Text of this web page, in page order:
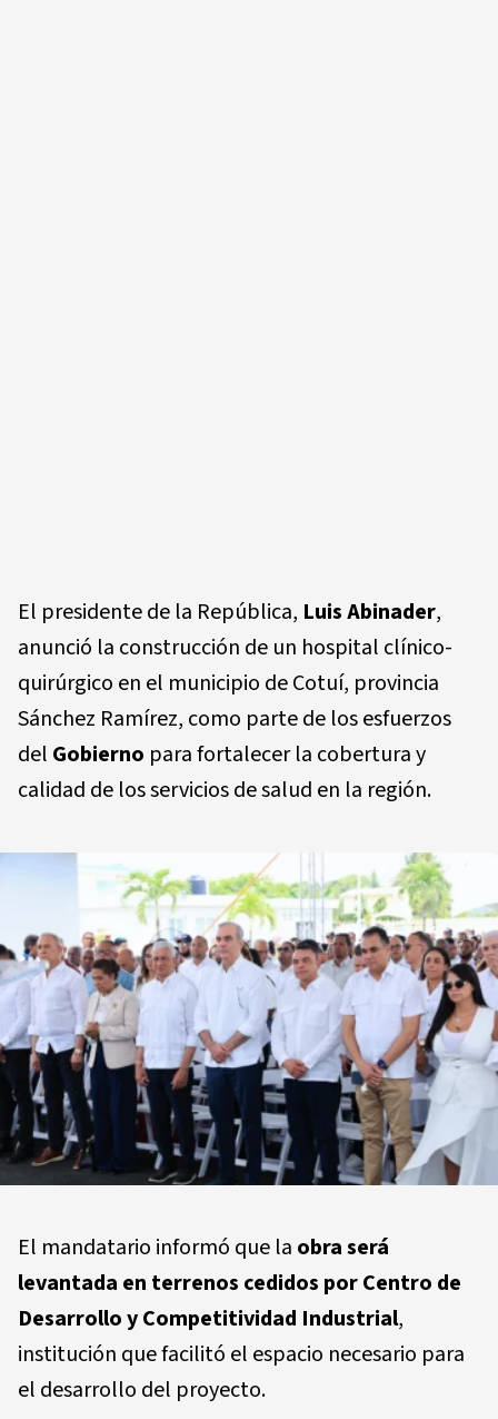
El presidente de la República, Luis Abinader,
anunció la construcción de un hospital clínico-
quirúrgico en el municipio de Cotuí, provincia
Sánchez Ramírez, como parte de los esfuerzos
del Gobierno para fortalecer la cobertura y
calidad de los servicios de salud en la región.
El mandatario informó que la obra será
levantada en terrenos cedidos por Centro de
Desarrollo y Competitividad Industrial,
institución que facilitó el espacio necesario para
el desarrollo del proyecto.